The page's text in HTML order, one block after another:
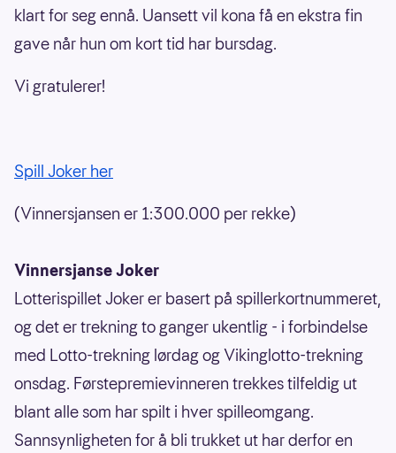
klart for seg ennå. Uansett vil kona få en ekstra fin
gave når hun om kort tid har bursdag.
Vi gratulerer!
Spill Joker her
(Vinnersjansen er 1:300.000 per rekke)
Vinnersjanse Joker
Lotterispillet Joker er basert på spillerkortnummeret,
og det er trekning to ganger ukentlig - i forbindelse
med Lotto-trekning lørdag og Vikinglotto-trekning
onsdag. Førstepremievinneren trekkes tilfeldig ut
blant alle som har spilt i hver spilleomgang.
Sannsynligheten for å bli trukket ut har derfor en